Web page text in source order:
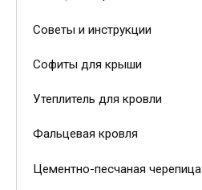
Советы и инструкции
Софиты для крыши
Утеплитель для кровли
Фальцевая кровля
Цементно-песчаная черепица